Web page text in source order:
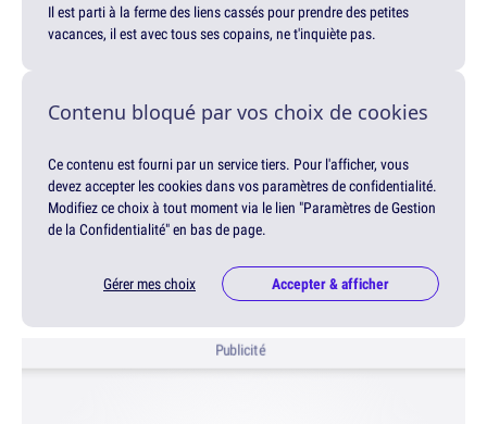
Il est parti à la ferme des liens cassés pour prendre des petites
vacances, il est avec tous ses copains, ne t'inquiète pas.
Contenu bloqué par vos choix de cookies
Ce contenu est fourni par un service tiers. Pour l'afficher, vous
devez accepter les cookies dans vos paramètres de confidentialité.
Modifiez ce choix à tout moment via le lien "Paramètres de Gestion
de la Confidentialité" en bas de page.
Gérer mes choix Accepter & afficher
Publicité